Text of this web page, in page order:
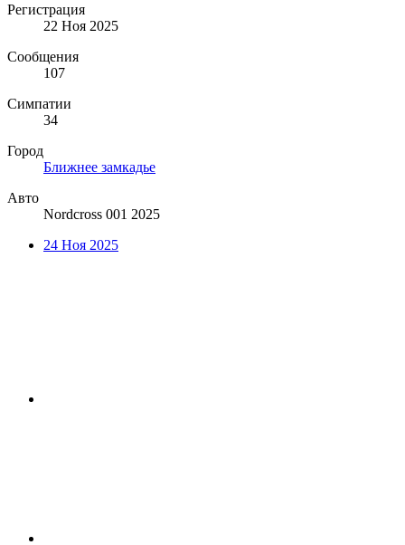
Регистрация
22 Ноя 2025
Сообщения
107
Симпатии
34
Город
Ближнее замкадье
Авто
Nordcross 001 2025
24 Ноя 2025